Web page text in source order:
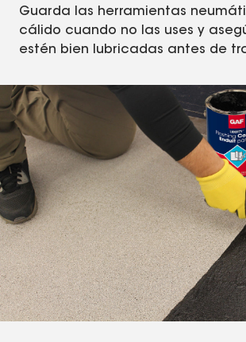
Guarda las herramientas
cálido cuando no las uses y
estén bien lubricadas antes de